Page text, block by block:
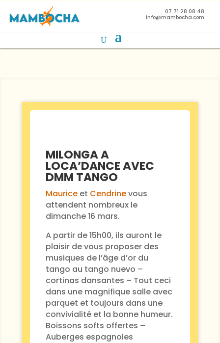
07 71 28 08 48
info@mambocha.com
MILONGA A
LOCA’DANCE AVEC
DMM TANGO
Maurice et Cendrinevous
attendent nombreux le
dimanche 16 mars.
A partir de 15h00, ils auront le
plaisir de vous proposer des
musiques de l’âge d’or du
tango au tango nuevo –
cortinas dansantes – Tout ceci
dans une magnifique salle avec
parquet et toujours dans une
convivialité et la bonne humeur.
Boissons softs offertes –
Auberges espagnoles